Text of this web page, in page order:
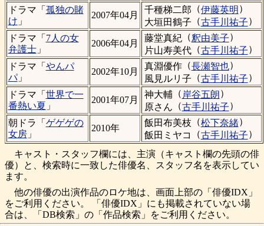
ドラマ「 孤独の賭
け 」
2007年04月
千種梯二郎 （伊藤英明 ）
大垣田鶴子 （古手川祐子）
ドラマ「 7人の女
弁護士」
2006年04月
藤堂真紀 （釈由美子）
片山寿美代 （古手川祐子）
ドラマ「 やんパ
パ」
2002年10月
真淵優作（長瀬智也）
風見ルリ子 （古手川祐子）
ドラマ「 世界で一
番熱い夏 」
2001年07月
神大輔（ 岸谷五朗）
原さん （古手川祐子）
朝ドラ「 ゲゲゲの
女房」
2010年
飯田布美枝 （松下奈緒）
飯田ミヤコ
（古手川祐子）
キャスト・スタッフ欄には、主演（キャスト欄の先頭の俳
優）と、検索時に一致した俳優名、スタッフ名を表示してい
ます。
他の俳優の出演作品のロケ地は、画面上部の「俳優IDX」
をご利用ください。 「俳優IDX」にも掲載されていない場
合は、「DB検索」の「作品検索」をご利用ください。